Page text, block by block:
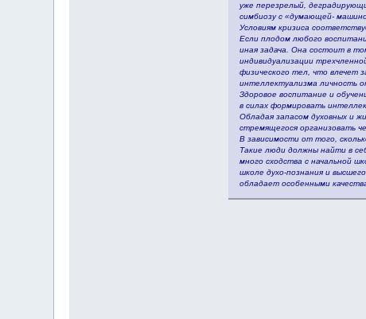
уже перезрелый,
симбиозу с «думающей-
Условиям кризиса
Если плодом любого
иная задача. Она состоит в
индивидуализации
физического тел, что влечет
интеллектуализма личность
Здоровое воспитание и
в силах формировать
Обладая запасом духовных и
стремящегося организовать
В зависимости от того,
Такие люди должны найти в
много сходства с начальной
школе духо-познания и
обладает особенными